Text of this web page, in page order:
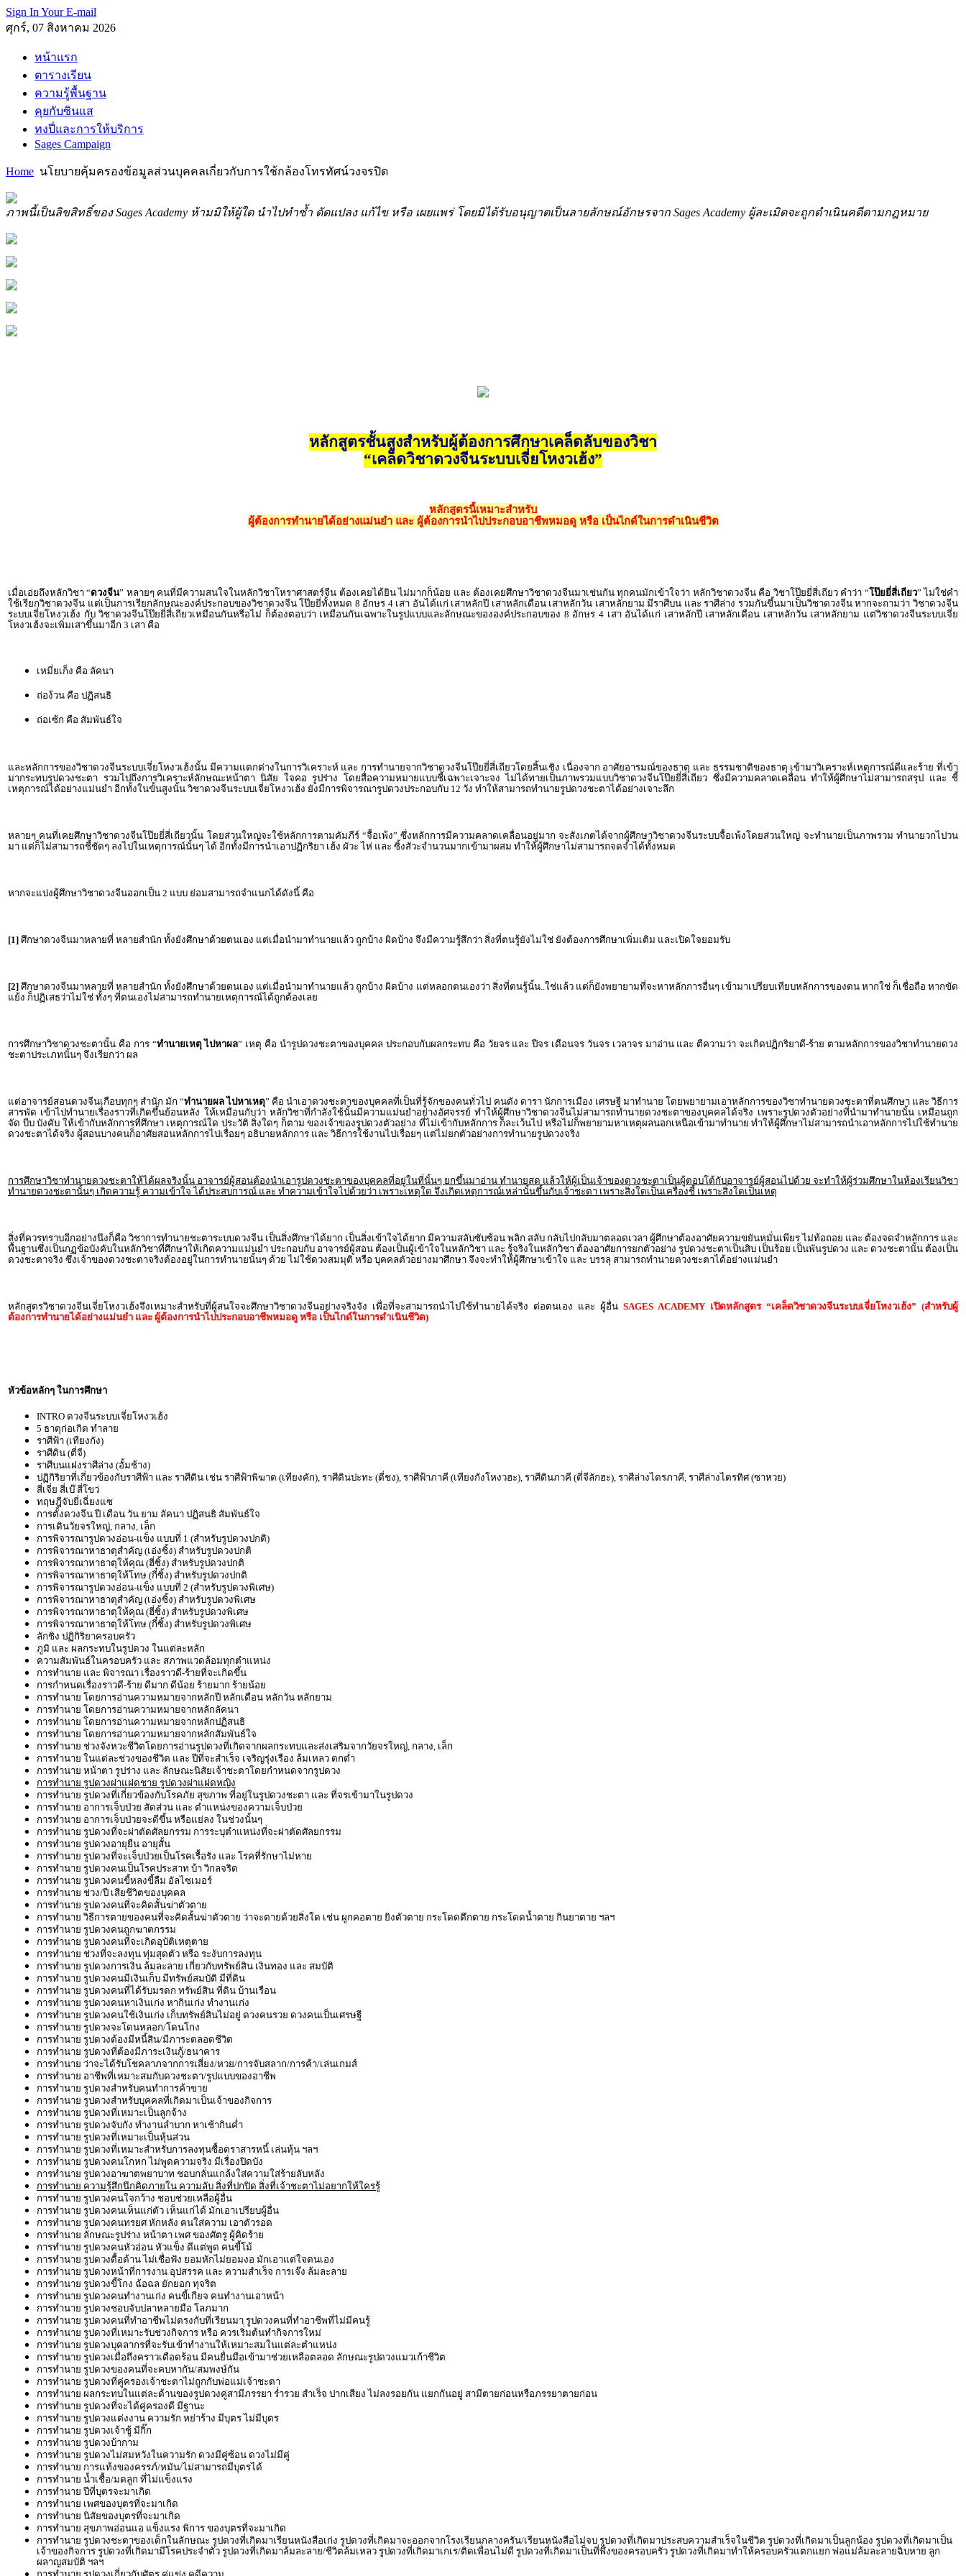
Sign In Your E-mail
ศุกร์, 07 สิงหาคม 2026
หน้าแรก
ตารางเรียน
ความรู้พื้นฐาน
คุยกับซินแส
ทงปี่และการให้บริการ
Sages Campaign
Home นโยบายคุ้มครองข้อมูลส่วนบุคคลเกี่ยวกับการใช้กล้องโทรทัศน์วงจรปิด
ภาพนี้เป็นลิขสิทธิ์ของ Sages Academy ห้ามมิให้ผู้ใด นำไปทำซ้ำ ดัดแปลง แก้ไข หรือ เผยแพร่ โดยมิได้รับอนุญาตเป็นลายลักษณ์อักษรจาก Sages Academy ผู้ละเมิดจะถูกดำเนินคดีตามกฎหมาย
หลักสูตรชั้นสูงสำหรับผู้ต้องการศึกษาเคล็ดลับของวิชา
“เคล็ดวิชาดวงจีนระบบเจี่ยโหงวเฮ้ง”
หลักสูตรนี้เหมาะสำหรับ
ผู้ต้องการทำนายได้อย่างแม่นยำ และ ผู้ต้องการนำไปประกอบอาชีพหมอดู หรือ เป็นไกด์ในการดำเนินชีวิต
เมื่อเอ่ยถึงหลักวิชา “ดวงจีน” หลายๆ คนที่มีความสนใจในหลักวิชาโหราศาสตร์จีน ต้องเคยได้ยิน ไม่มากก็น้อย และ ต้องเคยศึกษาวิชาดวงจีนมาเช่นกัน ทุกคนมักเข้าใจว่า หลักวิชาดวงจีน คือ วิชาโป๊ยยี่สี่เถียว คำว่า “โป๊ยยี่สี่เถียว” ไม่ใช่คำ
ใช้เรียกวิชาดวงจีน แต่เป็นการเรียกลักษณะองค์ประกอบของวิชาดวงจีน โป๊ยยี่ทั้งหมด 8 อักษร 4 เสา อันได้แก่ เสาหลักปี เสาหลักเดือน เสาหลักวัน เสาหลักยาม มีราศีบน และ ราศีล่าง รวมกันขึ้นมาเป็นวิชาดวงจีน หากจะถามว่า วิชาดวงจีน
ระบบเจี่ยโหงวเฮ้ง กับ วิชาดวงจีนโป๊ยยี่สี่เถียวเหมือนกันหรือไม่ ก็ต้องตอบว่า เหมือนกันเฉพาะในรูปแบบและลักษณะขององค์ประกอบของ 8 อักษร 4 เสา อันได้แก่ เสาหลักปี เสาหลักเดือน เสาหลักวัน เสาหลักยาม แต่วิชาดวงจีนระบบเจี่ย
โหงวเฮ้งจะเพิ่มเสาขึ้นมาอีก 3 เสา คือ
เหมี่ยเก็ง คือ ลัคนา
ถ่อง้วน คือ ปฏิสนธิ
ถ่อเซ้ก คือ สัมพันธ์ใจ
และหลักการของวิชาดวงจีนระบบเจี่ยโหงวเฮ้งนั้น มีความแตกต่างในการวิเคราะห์ และ การทำนายจากวิชาดวงจีนโป๊ยยี่สี่เถียวโดยสิ้นเชิง เนื่องจาก อาศัยอารมณ์ของธาตุ และ ธรรมชาติของธาตุ เข้ามาวิเคราะห์เหตุการณ์ดีและร้าย ที่เข้า
มากระทบรูปดวงชะตา รวมไปถึงการวิเคราะห์ลักษณะหน้าตา นิสัย ใจคอ รูปร่าง โดยสื่อความหมายแบบชี้เฉพาะเจาะจง ไม่ได้ทายเป็นภาพรวมแบบวิชาดวงจีนโป๊ยยี่สี่เถียว ซึ่งมีความคลาดเคลื่อน ทำให้ผู้ศึกษาไม่สามารถสรุป และ ชี้
เหตุการณ์ได้อย่างแม่นยำ อีกทั้งในขั้นสูงนั้น วิชาดวงจีนระบบเจี่ยโหงวเฮ้ง ยังมีการพิจารณารูปดวงประกอบกับ 12 วัง ทำให้สามารถทำนายรูปดวงชะตาได้อย่างเจาะลึก
หลายๆ คนที่เคยศึกษาวิชาดวงจีนโป๊ยยี่สี่เถียวนั้น โดยส่วนใหญ่จะใช้หลักการตามคัมภีร์ “จื้อเพ้ง” ซึ่งหลักการมีความคลาดเคลื่อนอยู่มาก จะสังเกตได้จากผู้ศึกษาวิชาดวงจีนระบบจื้อเพ้งโดยส่วนใหญ่ จะทำนายเป็นภาพรวม ทำนายวกไปวน
มา แต่ก็ไม่สามารถชี้ชัดๆ ลงไปในเหตุการณ์นั้นๆ ได้ อีกทั้งมีการนำเอาปฏิกริยา เฮ้ง ผัวะ ไห่ และ ซิ้งสัวะจำนวนมากเข้ามาผสม ทำให้ผู้ศึกษาไม่สามารถจดจำได้ทั้งหมด
หากจะแบ่งผู้ศึกษาวิชาดวงจีนออกเป็น 2 แบบ ย่อมสามารถจำแนกได้ดังนี้ คือ
[1] ศึกษาดวงจีนมาหลายที่ หลายสำนัก ทั้งยังศึกษาด้วยตนเอง แต่เมื่อนำมาทำนายแล้ว ถูกบ้าง ผิดบ้าง จึงมีความรู้สึกว่า สิ่งที่ตนรู้ยังไม่ใช่ ยังต้องการศึกษาเพิ่มเติม และเปิดใจยอมรับ
[2] ศึกษาดวงจีนมาหลายที่ หลายสำนัก ทั้งยังศึกษาด้วยตนเอง แต่เมื่อนำมาทำนายแล้ว ถูกบ้าง ผิดบ้าง แต่หลอกตนเองว่า สิ่งที่ตนรู้นั้น..ใช่แล้ว แต่ก็ยังพยายามที่จะหาหลักการอื่นๆ เข้ามาเปรียบเทียบหลักการของตน หากใช่ ก็เชื่อถือ หากขัด
แย้ง ก็ปฏิเสธว่าไม่ใช่ ทั้งๆ ที่ตนเองไม่สามารถทำนายเหตุการณ์ได้ถูกต้องเลย
การศึกษาวิชาดวงชะตานั้น คือ การ “ทำนายเหตุ ไปหาผล” เหตุ คือ นำรูปดวงชะตาของบุคคล ประกอบกับผลกระทบ คือ วัยจร และ ปีจร เดือนจร วันจร เวลาจร มาอ่าน และ ตีความว่า จะเกิดปฏิกริยาดี-ร้าย ตามหลักการของวิชาทำนายดวง
ชะตาประเภทนั้นๆ จึงเรียกว่า ผล
แต่อาจารย์สอนดวงจีนเกือบทุกๆ สำนัก มัก “ทำนายผล ไปหาเหตุ” คือ นำเอาดวงชะตาของบุคคลที่เป็นที่รู้จักของคนทั่วไป คนดัง ดารา นักการเมือง เศรษฐี มาทำนาย โดยพยายามเอาหลักการของวิชาทำนายดวงชะตาที่ตนศึกษา และ วิธีการ
สารพัด เข้าไปทำนายเรื่องราวที่เกิดขึ้นย้อนหลัง ให้เหมือนกับว่า หลักวิชาที่กำลังใช้นั้นมีความแม่นยำอย่างอัศจรรย์ ทำให้ผู้ศึกษาวิชาดวงจีนไม่สามารถทำนายดวงชะตาของบุคคลได้จริง เพราะรูปดวงตัวอย่างที่นำมาทำนายนั้น เหมือนถูก
จัด บีบ บังคับ ให้เข้ากับหลักการที่ศึกษา เหตุการณ์ใด ประวัติ สิ่งใดๆ ก็ตาม ของเจ้าของรูปดวงตัวอย่าง ที่ไม่เข้ากับหลักการ ก็ละเว้นไป หรือไม่ก็พยายามหาเหตุผลนอกเหนือเข้ามาทำนาย ทำให้ผู้ศึกษาไม่สามารถนำเอาหลักการไปใช้ทำนาย
ดวงชะตาได้จริง ผู้สอนบางคนก็อาศัยสอนหลักการไปเรื่อยๆ อธิบายหลักการ และ วิธีการใช้งานไปเรื่อยๆ แต่ไม่ยกตัวอย่างการทำนายรูปดวงจริง
การศึกษาวิชาทำนายดวงชะตาให้ได้ผลจริงนั้น อาจารย์ผู้สอนต้องนำเอารูปดวงชะตาของบุคคลที่อยู่ในที่นั้นๆ ยกขึ้นมาอ่าน ทำนายสด แล้วให้ผู้เป็นเจ้าของดวงชะตาเป็นผู้ตอบโต้กับอาจารย์ผู้สอนไปด้วย จะทำให้ผู้ร่วมศึกษาในห้องเรียนวิชา
ทำนายดวงชะตานั้นๆ เกิดความรู้ ความเข้าใจ ได้ประสบการณ์ และ ทำความเข้าใจไปด้วยว่า เพราะเหตุใด จึงเกิดเหตุการณ์เหล่านั้นขึ้นกับเจ้าชะตา เพราะสิ่งใดเป็นเครื่องชี้ เพราะสิ่งใดเป็นเหตุ
สิ่งที่ควรทราบอีกอย่างนึงก็คือ วิชาการทำนายชะตาระบบดวงจีน เป็นสิ่งศึกษาได้ยาก เป็นสิ่งเข้าใจได้ยาก มีความสลับซับซ้อน พลิก สลับ กลับไปกลับมาตลอดเวลา ผู้ศึกษาต้องอาศัยความขยันหมั่นเพียร ไม่ท้อถอย และ ต้องจดจำหลักการ และ
พื้นฐานซึ่งเป็นกฏข้อบังคับในหลักวิชาที่ศึกษาให้เกิดความแม่นยำ ประกอบกับ อาจารย์ผู้สอน ต้องเป็นผู้เข้าใจในหลักวิชา และ รู้จริงในหลักวิชา ต้องอาศัยการยกตัวอย่าง รูปดวงชะตาเป็นสิบ เป็นร้อย เป็นพันรูปดวง และ ดวงชะตานั้น ต้องเป็น
ดวงชะตาจริง ซึ่งเจ้าของดวงชะตาจริงต้องอยู่ในการทำนายนั้นๆ ด้วย ไม่ใช้ดวงสมมุติ หรือ บุคคลตัวอย่างมาศึกษา จึงจะทำให้ผู้ศึกษาเข้าใจ และ บรรลุ สามารถทำนายดวงชะตาได้อย่างแม่นยำ
หลักสูตรวิชาดวงจีนเจี่ยโหงวเฮ้งจึงเหมาะสำหรับที่ผู้สนใจจะศึกษาวิชาดวงจีนอย่างจริงจัง เพื่อที่จะสามารถนำไปใช้ทำนายได้จริง ต่อตนเอง และ ผู้อื่น SAGES ACADEMY เปิดหลักสูตร “เคล็ดวิชาดวงจีนระบบเจี่ยโหงวเฮ้ง” (สำหรับผู้
ต้องการทำนายได้อย่างแม่นยำ และ ผู้ต้องการนำไปประกอบอาชีพหมอดู หรือ เป็นไกด์ในการดำเนินชีวิต)
หัวข้อหลักๆ ในการศึกษา
INTRO ดวงจีนระบบเจี่ยโหงวเฮ้ง
5 ธาตุก่อเกิด ทำลาย
ราศีฟ้า (เทียงกัง)
ราศีดิน (ตี่จี)
ราศีบนแฝงราศีล่าง (อั้มช้าง)
ปฏิกิริยาที่เกี่ยวข้องกับราศีฟ้า และ ราศีดิน เช่น ราศีฟ้าพิฆาต (เทียงคัก), ราศีดินปะทะ (ตี่ชง), ราศีฟ้าภาคี (เทียงกังโหงวฮะ), ราศีดินภาคี (ตี่จีลักฮะ), ราศีล่างไตรภาคี, ราศีล่างไตรทิศ (ซาหวย)
สี่เจี่ย สี่เบ๊ สี่โขว่
ทฤษฎีจับยี่เฉี่ยงแซ
การตั้งดวงจีน ปี เดือน วัน ยาม ลัคนา ปฏิสนธิ สัมพันธ์ใจ
การเดินวัยจรใหญ่, กลาง, เล็ก
การพิจารณารูปดวงอ่อน-แข็ง แบบที่ 1 (สำหรับรูปดวงปกติ)
การพิจารณาหาธาตุสำคัญ (เอ่งซิ้ง) สำหรับรูปดวงปกติ
การพิจารณาหาธาตุให้คุณ (ฮี่ซิ้ง) สำหรับรูปดวงปกติ
การพิจารณาหาธาตุให้โทษ (กี๋ซิ้ง) สำหรับรูปดวงปกติ
การพิจารณารูปดวงอ่อน-แข็ง แบบที่ 2 (สำหรับรูปดวงพิเศษ)
การพิจารณาหาธาตุสำคัญ (เอ่งซิ้ง) สำหรับรูปดวงพิเศษ
การพิจารณาหาธาตุให้คุณ (ฮี่ซิ้ง) สำหรับรูปดวงพิเศษ
การพิจารณาหาธาตุให้โทษ (กี๋ซิ้ง) สำหรับรูปดวงพิเศษ
ลักชิง ปฏิกิริยาครอบครัว
ภูมิ และ ผลกระทบในรูปดวง ในแต่ละหลัก
ความสัมพันธ์ในครอบครัว และ สภาพแวดล้อมทุกตำแหน่ง
การทำนาย และ พิจารณา เรื่องราวดี-ร้ายที่จะเกิดขึ้น
การกำหนดเรื่องราวดี-ร้าย ดีมาก ดีน้อย ร้ายมาก ร้ายน้อย
การทำนาย โดยการอ่านความหมายจากหลักปี หลักเดือน หลักวัน หลักยาม
การทำนาย โดยการอ่านความหมายจากหลักลัคนา
การทำนาย โดยการอ่านความหมายจากหลักปฏิสนธิ
การทำนาย โดยการอ่านความหมายจากหลักสัมพันธ์ใจ
การทำนาย ช่วงจังหวะชีวิตโดยการอ่านรูปดวงที่เกิดจากผลกระทบและส่งเสริมจากวัยจรใหญ่, กลาง, เล็ก
การทำนาย ในแต่ละช่วงของชีวิต และ ปีที่จะสำเร็จ เจริญรุ่งเรือง ล้มเหลว ตกต่ำ
การทำนาย หน้าตา รูปร่าง และ ลักษณะนิสัยเจ้าชะตาโดยกำหนดจากรูปดวง
การทำนาย รูปดวงฝาแฝดชาย รูปดวงฝาแฝดหญิง
การทำนาย รูปดวงที่เกี่ยวข้องกับโรคภัย สุขภาพ ที่อยู่ในรูปดวงชะตา และ ที่จรเข้ามาในรูปดวง
การทำนาย อาการเจ็บป่วย สัดส่วน และ ตำแหน่งของความเจ็บป่วย
การทำนาย อาการเจ็บป่วยจะดีขึ้น หรือแย่ลง ในช่วงนั้นๆ
การทำนาย รูปดวงที่จะผ่าตัดศัลยกรรม การระบุตำแหน่งที่จะผ่าตัดศัลยกรรม
การทำนาย รูปดวงอายุยืน อายุสั้น
การทำนาย รูปดวงที่จะเจ็บป่วยเป็นโรคเรื้อรัง และ โรคที่รักษาไม่หาย
การทำนาย รูปดวงคนเป็นโรคประสาท บ้า วิกลจริต
การทำนาย รูปดวงคนขี้หลงขี้ลืม อัลไซเมอร์
การทำนาย ช่วง/ปี เสียชีวิตของบุคคล
การทำนาย รูปดวงคนที่จะคิดสั้นฆ่าตัวตาย
การทำนาย วิธีการตายของคนที่จะคิดสั้นฆ่าตัวตาย ว่าจะตายด้วยสิ่งใด เช่น ผูกคอตาย ยิงตัวตาย กระโดดตึกตาย กระโดดน้ำตาย กินยาตาย ฯลฯ
การทำนาย รูปดวงคนถูกฆาตกรรม
การทำนาย รูปดวงคนที่จะเกิดอุบัติเหตุตาย
การทำนาย ช่วงที่จะลงทุน ทุ่มสุดตัว หรือ ระงับการลงทุน
การทำนาย รูปดวงการเงิน ล้มละลาย เกี่ยวกับทรัพย์สิน เงินทอง และ สมบัติ
การทำนาย รูปดวงคนมีเงินเก็บ มีทรัพย์สมบัติ มีที่ดิน
การทำนาย รูปดวงคนที่ได้รับมรดก ทรัพย์สิน ที่ดิน บ้านเรือน
การทำนาย รูปดวงคนหาเงินเก่ง หากินเก่ง ทำงานเก่ง
การทำนาย รูปดวงคนใช้เงินเก่ง เก็บทรัพย์สินไม่อยู่ ดวงคนรวย ดวงคนเป็นเศรษฐี
การทำนาย รูปดวงจะโดนหลอก/โดนโกง
การทำนาย รูปดวงต้องมีหนี้สิน/มีภาระตลอดชีวิต
การทำนาย รูปดวงที่ต้องมีภาระเงินกู้/ธนาคาร
การทำนาย ว่าจะได้รับโชคลาภจากการเสี่ยง/หวย/การจับสลาก/การค้า/เล่นเกมส์
การทำนาย อาชีพที่เหมาะสมกับดวงชะตา/รูปแบบของอาชีพ
การทำนาย รูปดวงสำหรับคนทำการค้าขาย
การทำนาย รูปดวงสำหรับบุคคลที่เกิดมาเป็นเจ้าของกิจการ
การทำนาย รูปดวงที่เหมาะเป็นลูกจ้าง
การทำนาย รูปดวงจับกัง ทำงานลำบาก หาเช้ากินค่ำ
การทำนาย รูปดวงที่เหมาะเป็นหุ้นส่วน
การทำนาย รูปดวงที่เหมาะสำหรับการลงทุนซื้อตราสารหนี้ เล่นหุ้น ฯลฯ
การทำนาย รูปดวงคนโกหก ไม่พูดความจริง มีเรื่องปิดบัง
การทำนาย รูปดวงอาฆาตพยาบาท ชอบกลั่นแกล้งใส่ความใส่ร้ายลับหลัง
การทำนาย ความรู้สึกนึกคิดภายใน ความลับ สิ่งที่ปกปิด สิ่งที่เจ้าชะตาไม่อยากให้ใครรู้
การทำนาย รูปดวงคนใจกว้าง ชอบช่วยเหลือผู้อื่น
การทำนาย รูปดวงคนเห็นแก่ตัว เห็นแก่ได้ มักเอาเปรียบผู้อื่น
การทำนาย รูปดวงคนทรยศ หักหลัง คนใส่ความ เอาตัวรอด
การทำนาย ลักษณะรูปร่าง หน้าตา เพศ ของศัตรู ผู้คิดร้าย
การทำนาย รูปดวงคนหัวอ่อน หัวแข็ง ดีแต่พูด คนขี้โม้
การทำนาย รูปดวงดื้อด้าน ไม่เชื่อฟัง ยอมหักไม่ยอมงอ มักเอาแต่ใจตนเอง
การทำนาย รูปดวงหน้าที่การงาน อุปสรรค และ ความสำเร็จ การเจ๊ง ล้มละลาย
การทำนาย รูปดวงขี้โกง ฉ้อฉล ยักยอก ทุจริต
การทำนาย รูปดวงคนทำงานเก่ง คนขี้เกียจ คนทำงานเอาหน้า
การทำนาย รูปดวงชอบจับปลาหลายมือ โลภมาก
การทำนาย รูปดวงคนที่ทำอาชีพไม่ตรงกับที่เรียนมา รูปดวงคนที่ทำอาชีพที่ไม่มีคนรู้
การทำนาย รูปดวงที่เหมาะรับช่วงกิจการ หรือ ควรเริ่่มต้นทำกิจการใหม่
การทำนาย รูปดวงบุคลากรที่จะรับเข้าทำงานให้เหมาะสมในแต่ละตำแหน่ง
การทำนาย รูปดวงเมื่อถึงคราวเดือดร้อน มีคนยื่นมือเข้ามาช่วยเหลือตลอด ลักษณะรูปดวงแมวเก้าชีวิต
การทำนาย รูปดวงของคนที่จะคบหากัน/สมพงษ์กัน
การทำนาย รูปดวงที่คู่ครองเจ้าชะตาไม่ถูกกับพ่อแม่เจ้าชะตา
การทำนาย ผลกระทบในแต่ละด้านของรูปดวงคู่สามีภรรยา ร่ำรวย สำเร็จ ปากเสียง ไม่ลงรอยกัน แยกกันอยู่ สามีตายก่อนหรือภรรยาตายก่อน
การทำนาย รูปดวงที่จะได้คู่ครองดี มีฐานะ
การทำนาย รูปดวงแต่งงาน ความรัก หย่าร้าง มีบุตร ไม่มีบุตร
การทำนาย รูปดวงเจ้าชู้ มีกิ๊ก
การทำนาย รูปดวงบ้ากาม
การทำนาย รูปดวงไม่สมหวังในความรัก ดวงมีคู่ซ้อน ดวงไม่มีคู่
การทำนาย การแท้งของครรภ์/หมัน/ไม่สามารถมีบุตรได้
การทำนาย น้ำเชื้อ/มดลูก ที่ไม่แข็งแรง
การทำนาย ปีที่บุตรจะมาเกิด
การทำนาย เพศของบุตรที่จะมาเกิด
การทำนาย นิสัยของบุตรที่จะมาเกิด
การทำนาย สุขภาพอ่อนแอ แข็งแรง พิการ ของบุตรที่จะมาเกิด
การทำนาย รูปดวงชะตาของเด็กในลักษณะ รูปดวงที่เกิดมาเรียนหนังสือเก่ง รูปดวงที่เกิดมาจะออกจากโรงเรียนกลางครัน/เรียนหนังสือไม่จบ รูปดวงที่เกิดมาประสบความสำเร็จในชีวิต รูปดวงที่เกิดมาเป็นลูกน้อง รูปดวงที่เกิดมาเป็น
เจ้าของกิจการ รูปดวงที่เกิดมามีโรคประจำตัว รูปดวงที่เกิดมาล้มละลาย/ชีวิตล้มเหลว รูปดวงที่เกิดมาเกเร/ติดเพื่อนไม่ดี รูปดวงที่เกิดมาเป็นที่พึ่งของครอบครัว รูปดวงที่เกิดมาทำให้ครอบครัวแตกแยก พ่อแม่ล้มละลายฉิบหาย ลูก
ผลาญสมบัติ ฯลฯ